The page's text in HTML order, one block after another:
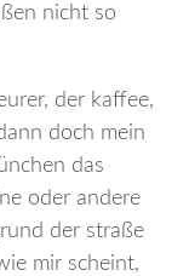
nicht so
der kaffee,
doch mein
das
oder andere
der straße
mir scheint,